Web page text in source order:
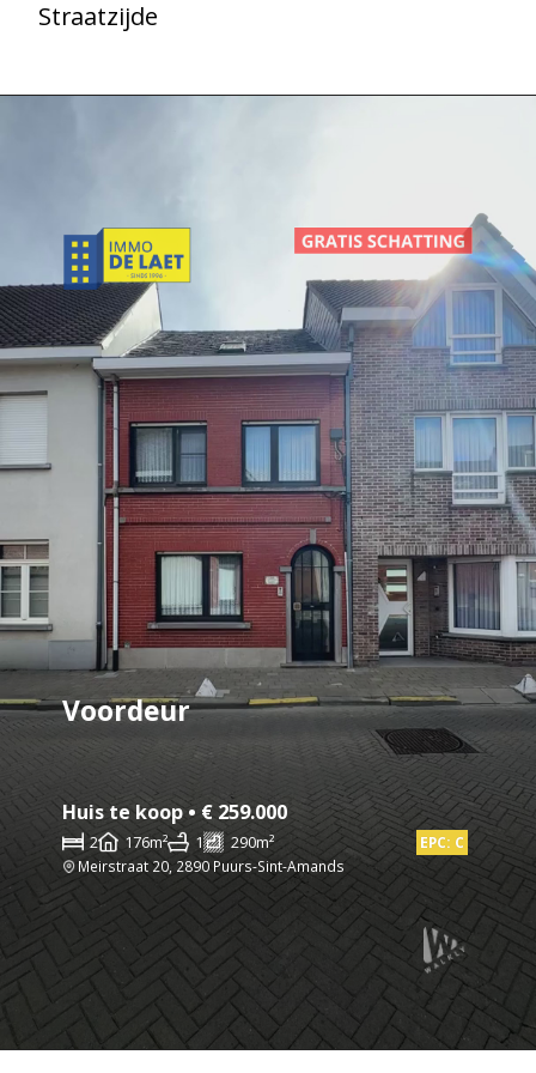
Straatzijde
Voordeur
Huis te koop • € 259.000
2 176m² 1 290m²
EPC: C
Meirstraat 20, 2890 Puurs-Sint-Amands